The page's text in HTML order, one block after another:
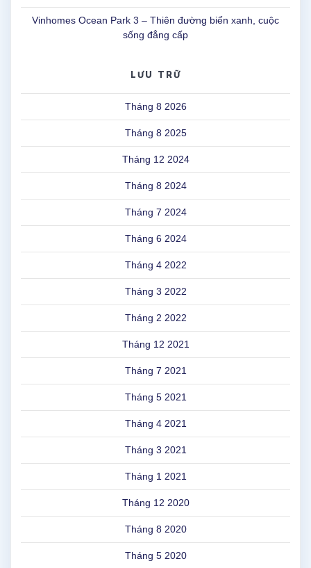
Vinhomes Ocean Park 3 – Thiên đường biển xanh, cuộc
sống đẳng cấp
LƯU TRỮ
Tháng 8 2026
Tháng 8 2025
Tháng 12 2024
Tháng 8 2024
Tháng 7 2024
Tháng 6 2024
Tháng 4 2022
Tháng 3 2022
Tháng 2 2022
Tháng 12 2021
Tháng 7 2021
Tháng 5 2021
Tháng 4 2021
Tháng 3 2021
Tháng 1 2021
Tháng 12 2020
Tháng 8 2020
Tháng 5 2020